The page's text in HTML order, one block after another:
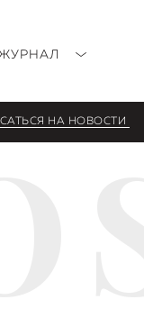
НА НОВОСТИ